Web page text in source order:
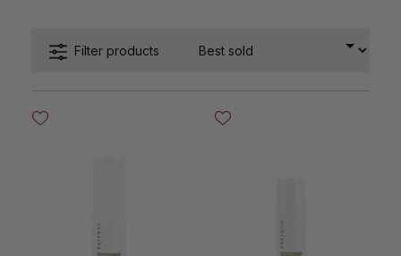
Filter products